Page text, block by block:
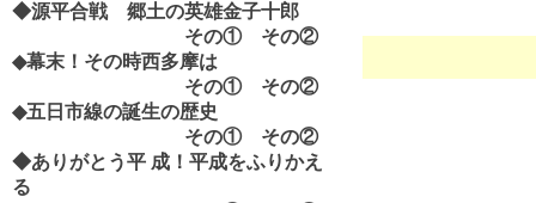
◆源平合戦 郷土の英雄金子十郎
その① その②
◆幕末！その時西多摩は
その①
その②
◆五日市線の誕生の歴史
その①
その②
◆ありがとう平 成！平成をふりかえ
る